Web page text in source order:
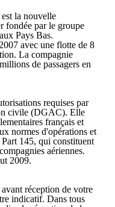
la nouvelle
fondée par le groupe
Pays Bas.
avec une flotte de 8
La compagnie
de passagers en
requises par
civile (DGAC). Elle
français et
normes d'opérations et
145, qui constituent
aériennes.
2009.
réception de votre
indicatif. Dans tous